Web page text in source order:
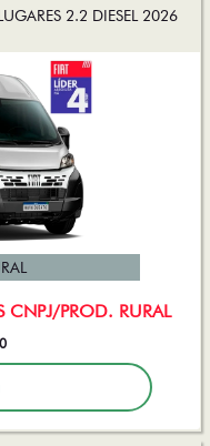
2.2 DIESEL 2026
CNPJ/PROD. RURAL